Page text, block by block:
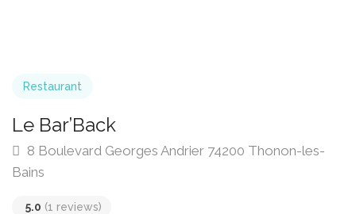
Restaurant
Le Bar’Back
8 Boulevard Georges Andrier 74200 Thonon-les-
Bains
5.0 (1 reviews)